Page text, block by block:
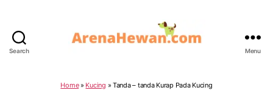
Search Menu
Home» Kucing »Tanda – tanda Kurap Pada Kucing